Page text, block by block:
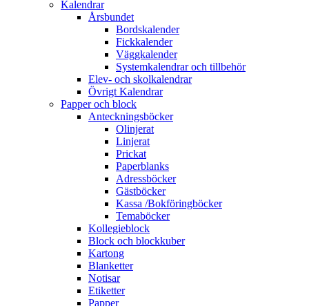
Kalendrar
Årsbundet
Bordskalender
Fickkalender
Väggkalender
Systemkalendrar och tillbehör
Elev- och skolkalendrar
Övrigt Kalendrar
Papper och block
Anteckningsböcker
Olinjerat
Linjerat
Prickat
Paperblanks
Adressböcker
Gästböcker
Kassa /Bokföringböcker
Temaböcker
Kollegieblock
Block och blockkuber
Kartong
Blanketter
Notisar
Etiketter
Papper